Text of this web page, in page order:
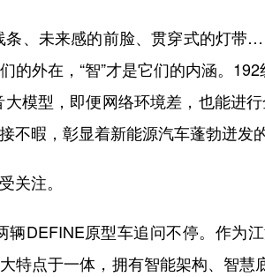
、未来感的前脸、贯穿式的灯带
的外在，“智”才是它们的内涵。
模型，即便网络环境差，也能
不暇，彰显着新能源汽车蓬勃迸发的
注。
DEFINE原型车追问不停。作为
特点于一体，拥有智能架构、智